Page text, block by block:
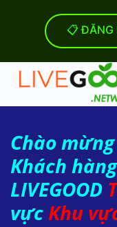
ể
h
ầ
n
n
ộ
i
d
u
📋 ĐĂNG
Chào
Khách
LIVEGOOD
vựcKhu